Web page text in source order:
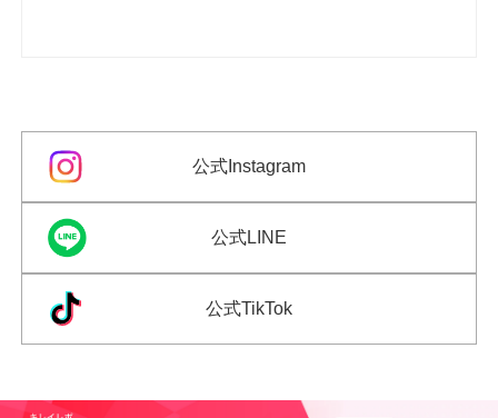
公式Instagram
公式LINE
公式TikTok